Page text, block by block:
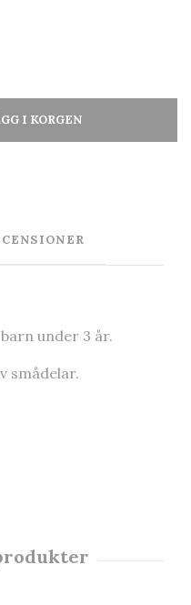
I KORGEN
under 3 år.
smådelar.